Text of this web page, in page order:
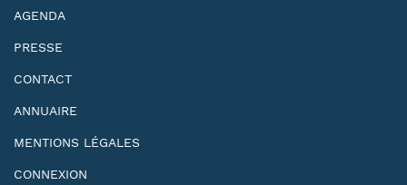
AGENDA
PRESSE
CONTACT
ANNUAIRE
MENTIONS LÉGALES
CONNEXION